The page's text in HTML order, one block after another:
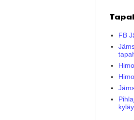
FB